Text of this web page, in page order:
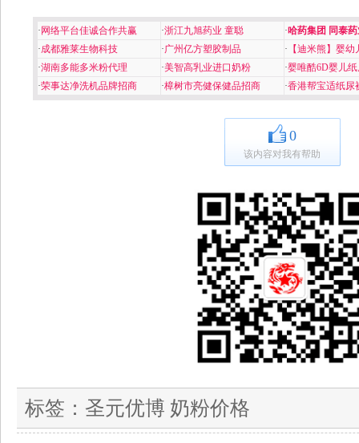
· 网络平台佳诚合作共赢 ·浙江九旭药业 童聪 ·哈药集团 同泰
·成都雅莱生物科技 ·广州亿方塑胶制品 · 【迪米熊】婴幼
·湖南多能多米粉代理 ·美智高乳业进口奶粉 ·婴唯酷6D婴儿
·荣事达净洗机品牌招商 ·樟树市亮健保健品招商 ·香港帮宝适纸尿
0
该内容对我有帮助
标签： 圣元优博 奶粉价格